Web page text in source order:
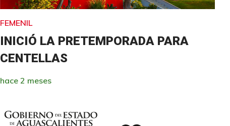
FEMENIL
INICIÓ LA PRETEMPORADA PARA
CENTELLAS
hace 2 meses